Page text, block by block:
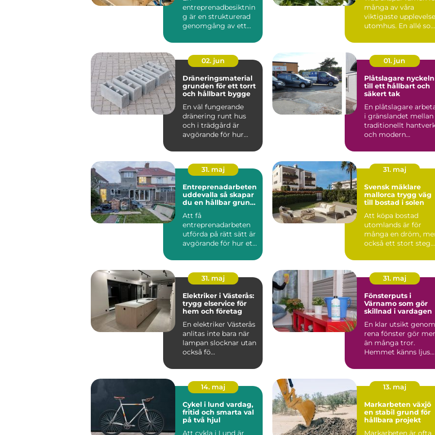
entreprenadbesiktnin
g är en strukturerad
genomgång av ett
pågående
byggprojekt...
många av våra
viktigaste
utomhus. En allé som
...
02. jun
Dräneringsmaterial
grunden för ett torrt
och hållbart bygge
En väl fungerande
dränering runt hus
och i trädgård är
avgörande för hur
håller och...
01. jun
Plåtslagare nyckeln
till ett hållbart och
säkert tak
En plåtslagare
i gränslandet mellan
traditionellt
och modern
hand...
31. maj
Entreprenadarbeten
uddevalla så skapar
du en hållbar grund
Att få
entreprenadarbeten
utförda på rätt sätt är
avgörande för hur ett
lång sikt...
31. maj
Svensk mäklare
mallorca trygg väg
till bostad i solen
Att köpa bostad
utomlands är för
många en dröm,
också ett stort steg.
och ...
31. maj
Elektriker i Västerås:
trygg elservice för
hem och företag
En elektriker Västerås
anlitas inte bara när
lampan slocknar utan
också fö...
31. maj
Fönsterputs i
Värnamo som gör
skillnad i vardagen
En klar utsikt genom
rena fönster gör mer
än många tror.
Hemmet känns ljus...
14. maj
Cykel i lund vardag,
fritid och smarta val
på två hjul
Att cykla i Lund är
13. maj
Markarbeten växjö
en stabil grund för
hållbara projekt
Markarbeten är ofta